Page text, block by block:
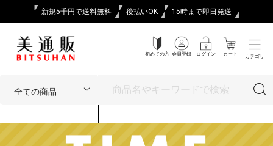
新規5千円で送料無料 後払いOK 15時まで即日発送
初めての方 会員登録 ログイン カート カテゴリ